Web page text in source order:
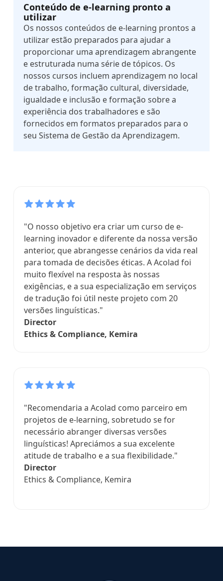
Conteúdo de e-learning pronto a
utilizar
Os nossos conteúdos de e-learning prontos a
utilizar estão preparados para ajudar a
proporcionar uma aprendizagem abrangente
e estruturada numa série de tópicos. Os
nossos cursos incluem aprendizagem no local
de trabalho, formação cultural, diversidade,
igualdade e inclusão e formação sobre a
experiência dos trabalhadores e são
fornecidos em formatos preparados para o
seu Sistema de Gestão da Aprendizagem.
"O nosso objetivo era criar um curso de e-
learning inovador e diferente da nossa versão
anterior, que abrangesse cenários da vida real
para tomada de decisões éticas. A Acolad foi
muito flexível na resposta às nossas
exigências, e a sua especialização em serviços
de tradução foi útil neste projeto com 20
versões linguísticas."
Director
Ethics & Compliance, Kemira
"Recomendaria a Acolad como parceiro em
projetos de e-learning, sobretudo se for
necessário abranger diversas versões
linguísticas! Apreciámos a sua excelente
atitude de trabalho e a sua flexibilidade."
Director
Ethics & Compliance, Kemira